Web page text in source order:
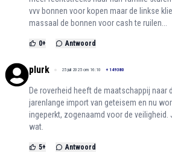
vvv bonnen voor kopen maar de linkse
massaal de bonnen voor cash te ruilen...
0+ Antwoord
plurk 25 juli 2025 om 16:10 + 149380
De roverheid heeft de maatschappij naar
jarenlange import van geteisem en nu
ingeperkt, zogenaamd voor de
wat.
5+ Antwoord